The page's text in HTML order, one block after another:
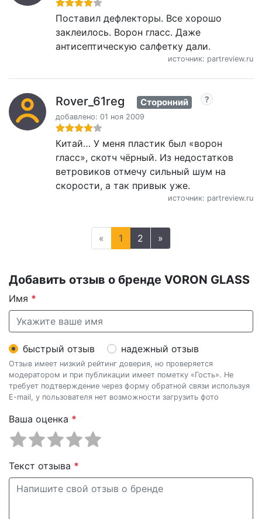
Поставил дефлекторы. Все хорошо
заклеилось. Ворон гласс. Даже
антисептическую салфетку дали.
источник: partreview.ru
Rover_61reg Сторонний
добавлено: 01 ноя 2009
Китай… У меня пластик был «ворон
гласс», скотч чёрный. Из недостатков
ветровиков отмечу сильный шум на
скорости, а так привык уже.
источник: partreview.ru
« 1 2 »
Добавить отзыв о бренде VORON GLASS
Имя *
быстрый отзыв надежный отзыв
Отзыв имеет низкий рейтинг доверия, но проверяется
модератором и при публикации имеет пометку «Гость». Не
требует подтверждение через форму обратной связи используя
E-mail, у пользователя нет возможности загрузить фото
Ваша оценка *
Текст отзыва *